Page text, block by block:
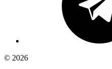
© 2026